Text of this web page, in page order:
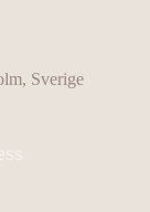
Sverige